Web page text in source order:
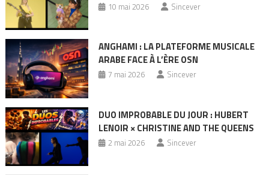
10 mai 2026 Sincever
ANGHAMI : LA PLATEFORME MUSICALE
ARABE FACE À L’ÈRE OSN
7 mai 2026 Sincever
DUO IMPROBABLE DU JOUR : HUBERT
LENOIR × CHRISTINE AND THE QUEENS
2 mai 2026 Sincever